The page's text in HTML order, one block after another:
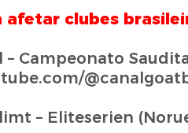
clubes
– Campeonato
– Eliteserien